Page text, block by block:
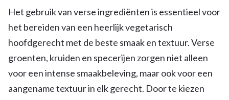
Het gebruik van verse ingrediënten is essentieel voor
het bereiden van een heerlijk vegetarisch
hoofdgerecht met de beste smaak en textuur. Verse
groenten, kruiden en specerijen zorgen niet alleen
voor een intense smaakbeleving, maar ook voor een
aangename textuur in elk gerecht. Door te kiezen